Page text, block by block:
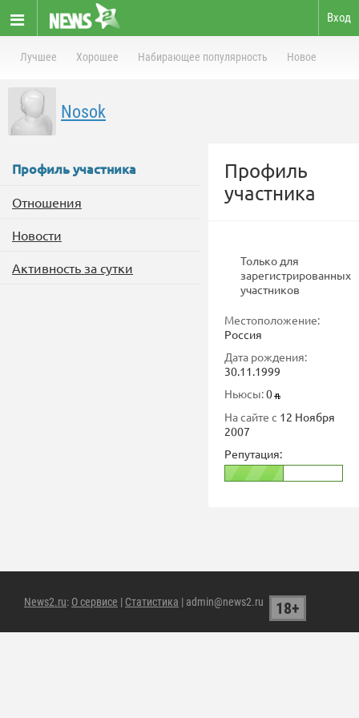
Вход
Лучшее Хорошее Набирающее популярность Новое
Nosok
Профиль участника
Отношения
Новости
Активность за сутки
Профиль
участника
Только для
зарегистрированных
участников
Местоположение:
Россия
Дата рождения:
30.11.1999
Ньюсы:0
На сайте с 12 Ноября
2007
Репутация:
News2.ru: О сервисе | Статистика | admin@news2.ru 18+